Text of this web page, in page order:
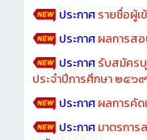
แบบทวิวุฒิ (อาชีวศึกษา
ประกาศรายชื่อผู้เ
ประกาศผลการสอ
ประกาศรับสมัคร
ประจำปีการศึกษา ๒๕๖๙
ประกาศผลการคั